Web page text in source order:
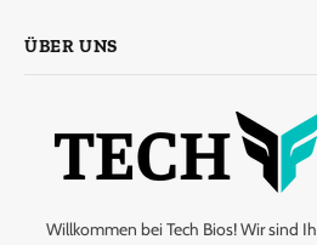
ÜBER UNS
Willkommen bei Tech Bios! Wir sind